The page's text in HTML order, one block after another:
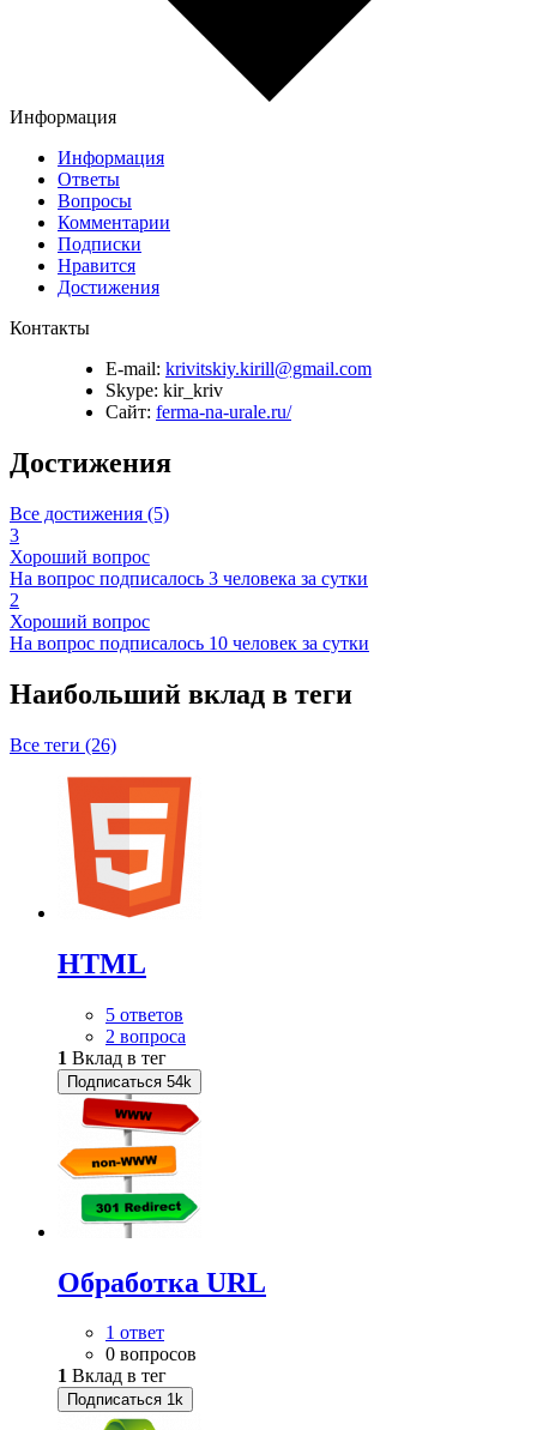
Информация
Информация
Ответы
Вопросы
Комментарии
Подписки
Нравится
Достижения
Контакты
E-mail: krivitskiy.kirill@gmail.com
Skype: kir_kriv
Сайт: ferma-na-urale.ru/
Достижения
Все достижения (5)
3
Хороший вопрос
На вопрос подписалось 3 человека за сутки
2
Хороший вопрос
На вопрос подписалось 10 человек за сутки
Наибольший вклад в теги
Все теги (26)
HTML
5 ответов
2 вопроса
1 Вклад в тег
Подписаться 54k
Обработка URL
1 ответ
0 вопросов
1 Вклад в тег
Подписаться 1k